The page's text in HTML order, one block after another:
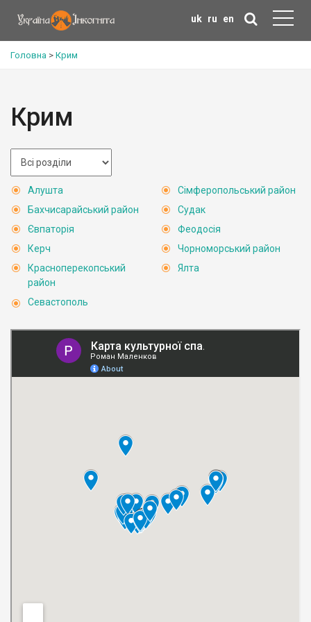
uk ru en
Головна > Крим
Крим
Алушта
Бахчисарайський район
Євпаторія
Керч
Красноперекопський
район
Севастополь
Сімферопольський район
Судак
Феодосія
Чорноморський район
Ялта